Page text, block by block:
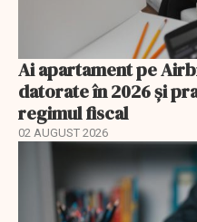
Ai apartament pe
datorate în 2026 și
regimul fiscal
02 AUGUST 2026